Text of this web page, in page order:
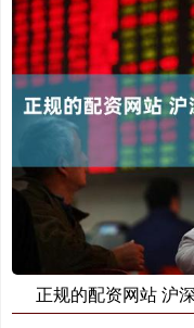
正规的配资网站 沪